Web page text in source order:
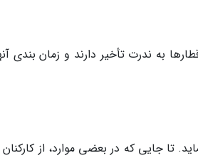
به ندرت تأخیر دارند و زمان بندی
تا جایی که در بعضی موارد، از کارکنان